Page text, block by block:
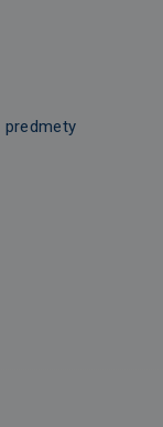
predmety